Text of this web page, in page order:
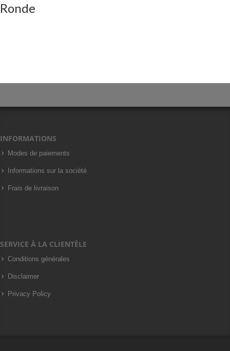
Ronde
INFORMATIONS
Modes de paiements
Informations sur la société
Frais de livraison
SERVICE À LA CLIENTÈLE
Conditions générales
Disclaimer
Privacy Policy